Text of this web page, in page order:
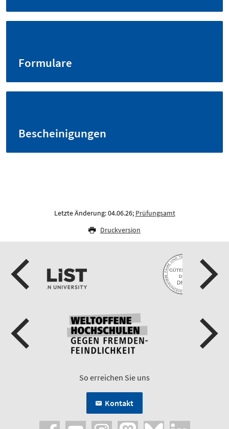
Formulare
Bescheinigungen
Letzte Änderung: 04.06.26; Prüfungsamt
Druckversion
So erreichen Sie uns
Kontakt